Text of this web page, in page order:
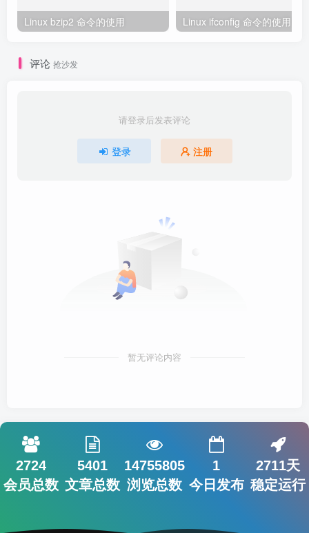
Linux bzip2 命令的使用 Linux ifconfig 命令的使用
评论 抢沙发
请登录后发表评论
登录 注册
暂无评论内容
2724
会员总数
5401
文章总数
14755805
浏览总数
1
今日发布
2711天
稳定运行